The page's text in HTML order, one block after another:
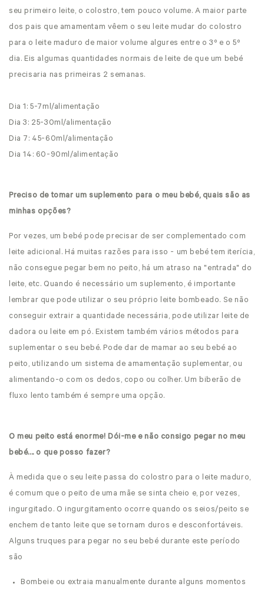
seu primeiro leite, o colostro, tem pouco volume. A maior parte
dos pais que amamentam vêem o seu leite mudar do colostro
para o leite maduro de maior volume algures entre o 3º e o 5º
dia. Eis algumas quantidades normais de leite de que um bebé
precisaria nas primeiras 2 semanas.
Dia 1: 5-7ml/alimentação
Dia 3: 25-30ml/alimentação
Dia 7: 45-60ml/alimentação
Dia 14: 60-90ml/alimentação
Preciso de tomar um suplemento para o meu bebé, quais são as
minhas opções?
Por vezes, um bebé pode precisar de ser complementado com
leite adicional. Há muitas razões para isso - um bebé tem iterícia,
não consegue pegar bem no peito, há um atraso na "entrada" do
leite, etc. Quando é necessário um suplemento, é importante
lembrar que pode utilizar o seu próprio leite bombeado. Se não
conseguir extrair a quantidade necessária, pode utilizar leite de
dadora ou leite em pó. Existem também vários métodos para
suplementar o seu bebé. Pode dar de mamar ao seu bebé ao
peito, utilizando um sistema de amamentação suplementar, ou
alimentando-o com os dedos, copo ou colher. Um biberão de
fluxo lento também é sempre uma opção.
O meu peito está enorme! Dói-me e não consigo pegar no meu
bebé.... o que posso fazer?
À medida que o seu leite passa do colostro para o leite maduro,
é comum que o peito de uma mãe se sinta cheio e, por vezes,
ingurgitado. O ingurgitamento ocorre quando os seios/peito se
enchem de tanto leite que se tornam duros e desconfortáveis.
Alguns truques para pegar no seu bebé durante este período
são
Bombeie ou extraia manualmente durante alguns momentos